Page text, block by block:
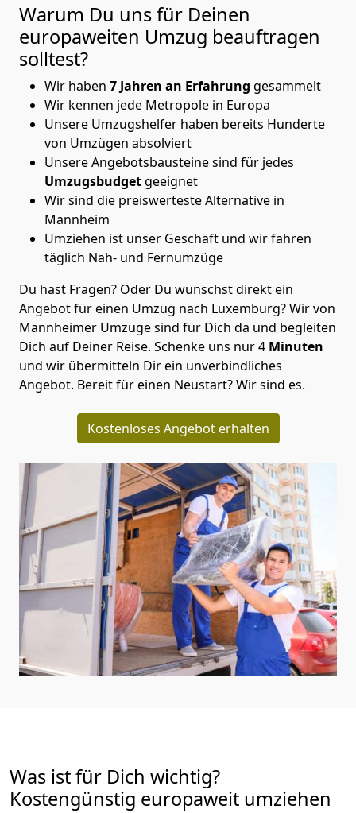
Warum Du uns für Deinen
europaweiten Umzug beauftragen
solltest?
Wir haben 7 Jahren an Erfahrung gesammelt
Wir kennen jede Metropole in Europa
Unsere Umzugshelfer haben bereits Hunderte
von Umzügen absolviert
Unsere Angebotsbausteine sind für jedes
Umzugsbudgetgeeignet
Wir sind die preiswerteste Alternative in
Mannheim
Umziehen ist unser Geschäft und wir fahren
täglich Nah- und Fernumzüge
Du hast Fragen? Oder Du wünschst direkt ein
Angebot für einen Umzug nach Luxemburg? Wir von
Mannheimer Umzügesind für Dich da und begleiten
Dich auf Deiner Reise. Schenke uns nur4 Minuten
und wir übermitteln Dir ein unverbindliches
Angebot. Bereit für einen Neustart? Wir sind es.
Kostenloses Angebot erhalten
Was ist für Dich wichtig?
Kostengünstig europaweit umziehen